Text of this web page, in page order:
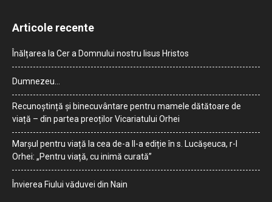
Articole recente
Înălțarea la Cer a Domnului nostru Iisus Hristos
Dumnezeu…
Recunoștință și binecuvântare pentru mamele dătătoare de
viață – din partea preoților Vicariatului Orhei
Marșul pentru viață la cea de-a II-a ediție în s. Lucășeuca, r-l
Orhei: „Pentru viață, cu inimă curată”
Învierea Fiului văduvei din Nain